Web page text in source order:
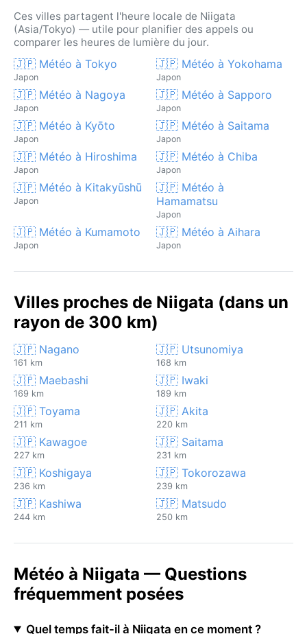
Ces villes partagent l'heure locale de Niigata
(Asia/Tokyo) — utile pour planifier des appels ou
comparer les heures de lumière du jour.
🇯🇵 Météo à Tokyo
Japon
🇯🇵 Météo à Yokohama
Japon
🇯🇵 Météo à Nagoya
Japon
🇯🇵 Météo à Sapporo
Japon
🇯🇵 Météo à Kyōto
Japon
🇯🇵 Météo à Saitama
Japon
🇯🇵 Météo à Hiroshima
Japon
🇯🇵 Météo à Chiba
Japon
🇯🇵 Météo à Kitakyūshū
Japon
🇯🇵 Météo à
Hamamatsu
Japon
🇯🇵 Météo à Kumamoto
Japon
🇯🇵 Météo à Aihara
Japon
Villes proches de Niigata (dans un
rayon de 300 km)
🇯🇵 Nagano
161 km
🇯🇵 Utsunomiya
168 km
🇯🇵 Maebashi
169 km
🇯🇵 Iwaki
189 km
🇯🇵 Toyama
211 km
🇯🇵 Akita
220 km
🇯🇵 Kawagoe
227 km
🇯🇵 Saitama
231 km
🇯🇵 Koshigaya
236 km
🇯🇵 Tokorozawa
239 km
🇯🇵 Kashiwa
244 km
🇯🇵 Matsudo
250 km
Météo à Niigata — Questions
fréquemment posées
Quel temps fait-il à Niigata en ce moment ?